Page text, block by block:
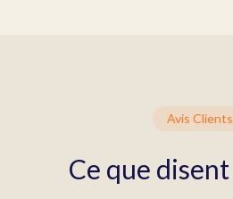
Avis Clients
Ce que disent